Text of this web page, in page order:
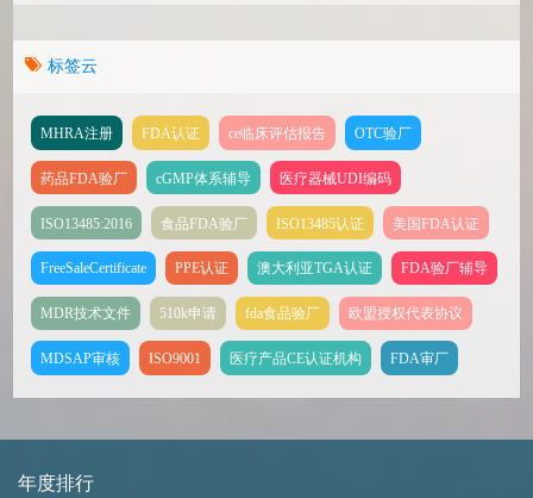
标签云
MHRA注册 FDA认证 ce临床评估报告 OTC验厂
药品FDA验厂 cGMP体系辅导 医疗器械UDI编码
ISO13485:2016 食品FDA验厂 ISO13485认证 美国FDA认证
FreeSaleCertificate PPE认证 澳大利亚TGA认证 FDA验厂辅导
MDR技术文件 510k申请 fda食品验厂 欧盟授权代表协议
MDSAP审核 ISO9001 医疗产品CE认证机构 FDA审厂
年度排行